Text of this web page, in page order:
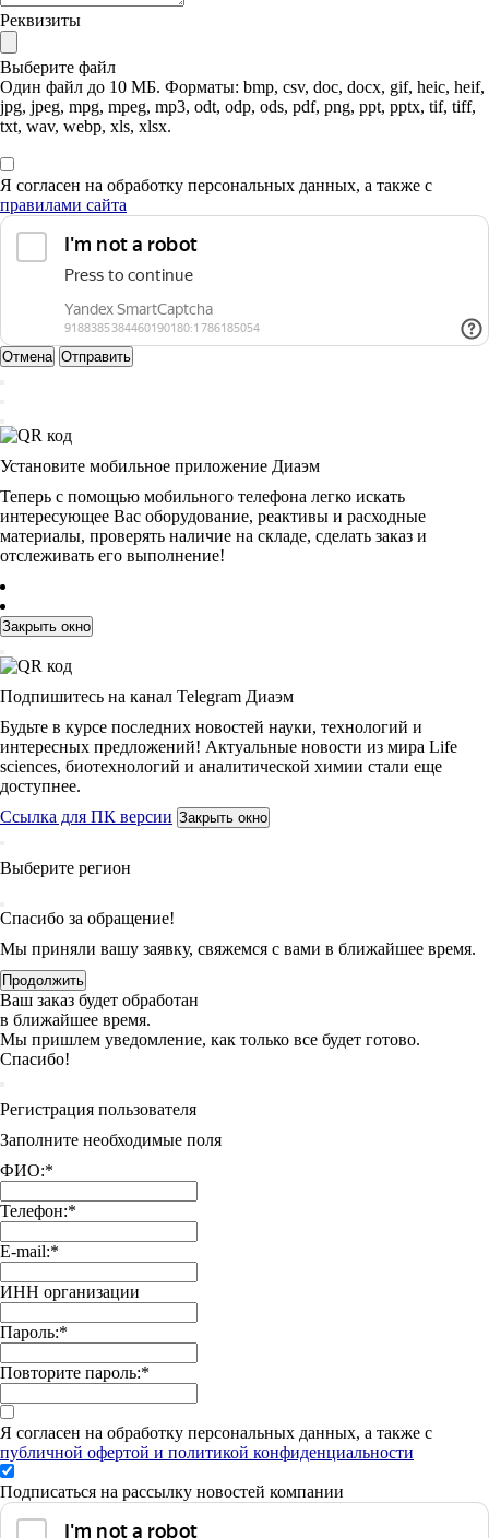
Реквизиты
Выберите файл
Один файл до 10 МБ. Форматы: bmp, csv, doc, docx, gif, heic, heif,
jpg, jpeg, mpg, mpeg, mp3, odt, odp, ods, pdf, png, ppt, pptx, tif, tiff,
txt, wav, webp, xls, xlsx.
Я согласен на обработку персональных данных, а также с
правилами сайта
Отмена Отправить
Установите мобильное приложение Диаэм
Теперь с помощью мобильного телефона легко искать
интересующее Вас оборудование, реактивы и расходные
материалы, проверять наличие на складе, сделать заказ и
отслеживать его выполнение!
Закрыть окно
Подпишитесь на канал Telegram Диаэм
Будьте в курсе последних новостей науки, технологий и
интересных предложений! Актуальные новости из мира Life
sciences, биотехнологий и аналитической химии стали еще
доступнее.
Ссылка для ПК версии Закрыть окно
Выберите регион
Спасибо за обращение!
Мы приняли вашу заявку, свяжемся с вами в ближайшее время.
Продолжить
Ваш заказ будет обработан
в ближайшее время.
Мы пришлем уведомление, как только все будет готово.
Спасибо!
Регистрация пользователя
Заполните необходимые поля
ФИО:*
Телефон:*
E-mail:*
ИНН организации
Пароль:*
Повторите пароль:*
Я согласен на обработку персональных данных, а также с
публичной офертой и политикой конфиденциальности
Подписаться на рассылку новостей компании